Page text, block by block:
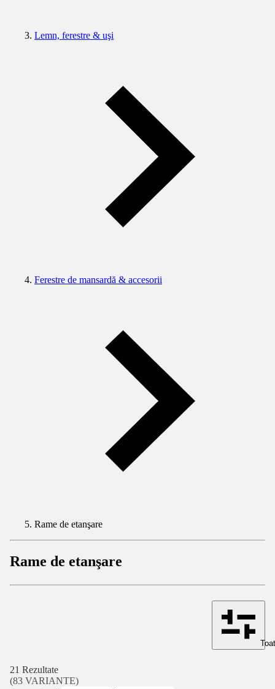
Lemn, ferestre & uşi
Ferestre de mansardă & accesorii
Rame de etanşare
Rame de etanşare
21 Rezultate
(83 VARIANTE)